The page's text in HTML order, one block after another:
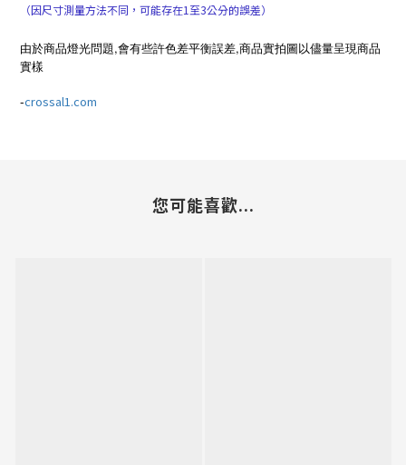
（因尺寸測量方法不同，可能存在1至3公分的誤差）
由於商品燈光問題,會有些許色差平衡誤差,商品實拍圖以儘量呈現商品
實樣
-crossal1.com
您可能喜歡...